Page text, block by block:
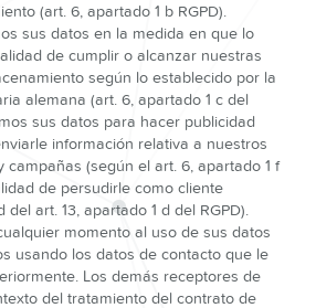
(art. 6, apartado 1 b RGPD).
sus datos en la medida en que lo
de cumplir o alcanzar nuestras
según lo establecido por la
alemana (art. 6, apartado 1 c del
sus datos para hacer publicidad
información relativa a nuestros
campañas (según el art. 6, apartado 1 f
de persudirle como cliente
art. 13, apartado 1 d del RGPD).
momento al uso de sus datos
usando los datos de contacto que le
Los demás receptores de
del tratamiento del contrato de